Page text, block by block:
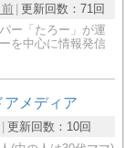
更新回数： 71回
ー「たろー」が運
を中心に情報発信
アメディア
更新回数： 10回